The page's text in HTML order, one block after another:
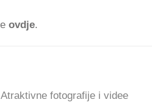
ovdje.
fotografije i videe